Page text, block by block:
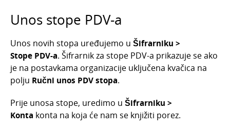
Tečajevi
Lokacije
Primici i izdaci
Skladišta
Nazivi kontakata
Unos stope PDV-a
Unos novih stopa uređujemo u Šifrarniku >
Stope PDV-a. Šifrarnik za stope PDV-a prikazuje se ako
je na postavkama organizacije uključena kvačica na
polju Ručni unos PDV stopa.
Prije unosa stope, uredimo u Šifrarniku >
Konta konta na koja će nam se knjižiti porez.